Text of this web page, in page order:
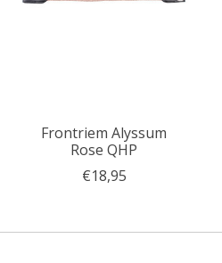
Frontriem Alyssum
Rose QHP
€18,95